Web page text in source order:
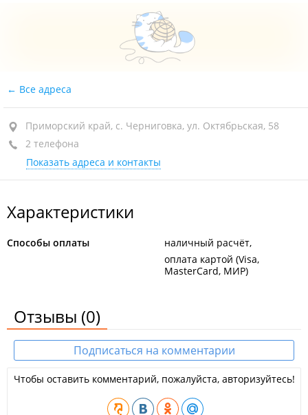
Все адреса
Приморский край, с. Черниговка, ул. Октябрьская, 58
2 телефона
Показать адреса и контакты
Характеристики
Способы оплаты
наличный расчёт
оплата картой (Visa,
MasterCard, МИР)
Отзывы (0)
Подписаться на комментарии
Чтобы оставить комментарий, пожалуйста, авторизуйтесь!